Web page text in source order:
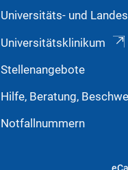
Universitäts- und
Universitätsklinikum
Stellenangebote
Hilfe, Beratung,
Notfallnummern